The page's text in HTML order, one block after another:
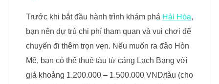
Trước khi bắt đầu hành trình khám phá Hải Hòa,
bạn nên dự trù chi phí tham quan và vui chơi để
chuyến đi thêm trọn vẹn. Nếu muốn ra đảo Hòn
Mê, bạn có thể thuê tàu từ cảng Lạch Bạng với
giá khoảng 1.200.000 – 1.500.000 VND/tàu (cho